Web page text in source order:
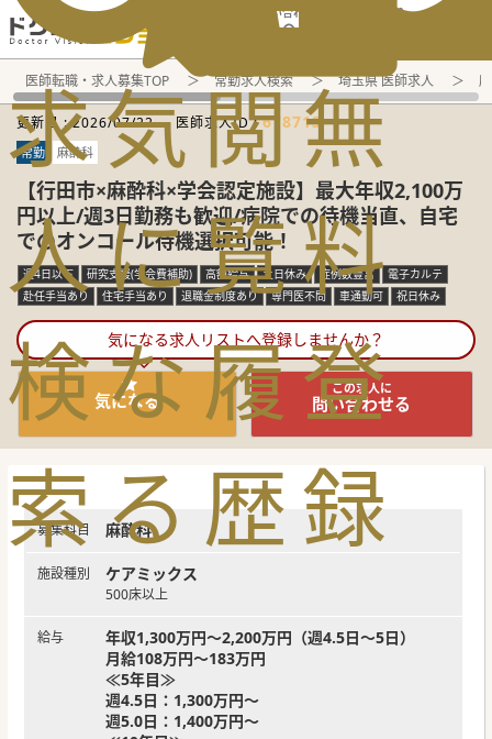
電話でのお問い合わせ：平日9:30-19:00
求
人
検
索
気
に
な
る
閲
覧
履
歴
無
料
登
録
医師転職・求人募集TOP 常勤求人検索 埼玉県 医師求人
更新日 :2026/07/22 医師求人ID :678713
常勤 麻酔科
【行田市×麻酔科×学会認定施設】最大年収2,100万
円以上/週3日勤務も歓迎/病院での待機当直、自宅
でのオンコール待機選択可能！
週4日以下 研究支援(学会費補助) 高額給与 土日休み 症例数豊富
電子カルテ
赴任手当あり
住宅手当あり 退職金制度あり 専門医不問 車通勤可 祝日休み
気になる求人リストへ登録しませんか？
気になる
この求人に
問い合わせる
募集科目 麻酔科
施設種別 ケアミックス
500床以上
給与
年収1,300万円～2,200万円（週4.5日～5日）
月給108万円～183万円
≪5年目≫
週4.5日：1,300万円～
週5.0日：1,400万円～